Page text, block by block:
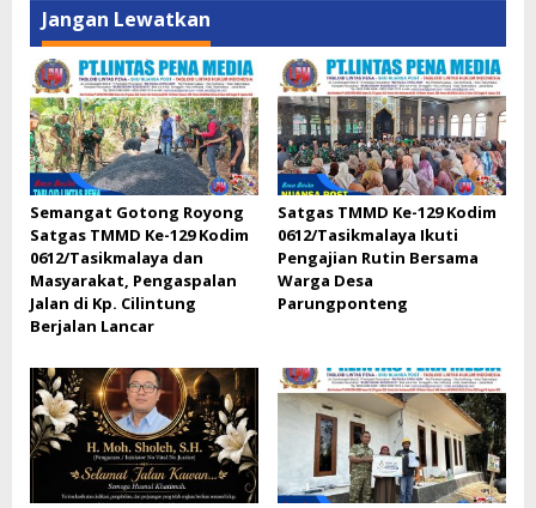
Jangan Lewatkan
Semangat Gotong Royong
Satgas TMMD Ke-129 Kodim
0612/Tasikmalaya dan
Masyarakat, Pengaspalan
Jalan di Kp. Cilintung
Berjalan Lancar
Satgas TMMD Ke-129 Kodim
0612/Tasikmalaya Ikuti
Pengajian Rutin Bersama
Warga Desa
Parungponteng